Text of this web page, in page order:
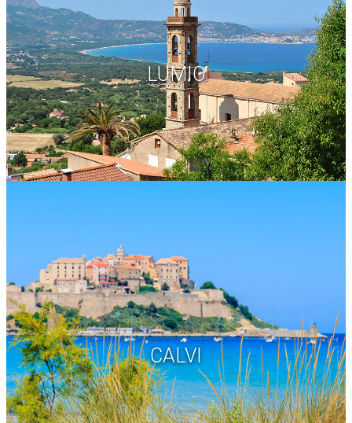
LUMIO
CALVI